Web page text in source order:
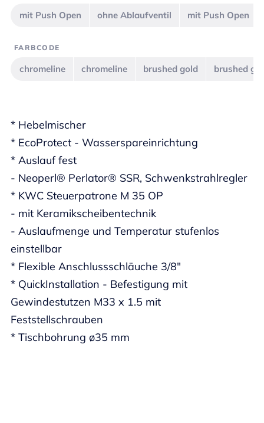
* Hebelmischer
* EcoProtect - Wasserspareinrichtung
* Auslauf fest
- Neoperl® Perlator® SSR, Schwenkstrahlregler
* KWC Steuerpatrone M 35 OP
- mit Keramikscheibentechnik
- Auslaufmenge und Temperatur stufenlos
einstellbar
* Flexible Anschlussschläuche 3/8"
* QuickInstallation - Befestigung mit
Gewindestutzen M33 x 1.5 mit
Feststellschrauben
* Tischbohrung ø35 mm
mit Push Open ohne Ablaufventil mit Push Open
FARBCODE
chromeline chromeline brushed gold brushed